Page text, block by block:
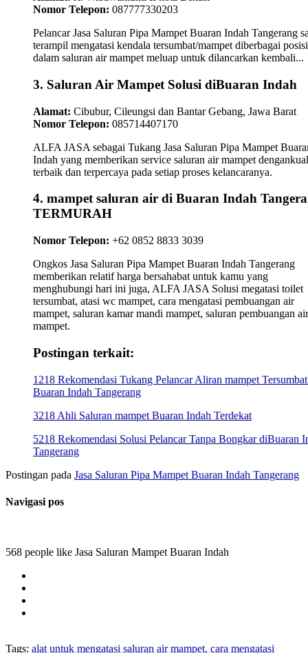
Nomor Telepon: 087777330203
Pelancar Jasa Saluran Pipa Mampet Buaran Indah Tangerang
terampil mengatasi kendala tersumbat/mampet diberbagai
dalam saluran air mampet meluap untuk dilancarkan kembali...
3. Saluran Air Mampet Solusi diBuaran Indah
Alamat: Cibubur, Cileungsi dan Bantar Gebang, Jawa Barat
Nomor Telepon: 085714407170
ALFA JASA sebagai Tukang Jasa Saluran Pipa Mampet
Indah yang memberikan service saluran air mampet
terbaik dan terpercaya pada setiap proses kelancaranya.
4. mampet saluran air di Buaran Indah
TERMURAH
Nomor Telepon: +62 0852 8833 3039
Ongkos Jasa Saluran Pipa Mampet Buaran Indah Tangerang
memberikan relatif harga bersahabat untuk kamu yang
menghubungi hari ini juga, ALFA JASA Solusi megatasi toilet
tersumbat, atasi wc mampet, cara mengatasi pembuangan air
mampet, saluran kamar mandi mampet, saluran pembuangan air
mampet.
Postingan terkait:
1218 Rekomendasi Tukang Pelancar Aliran mampet
Buaran Indah Tangerang
3218 Ahli Saluran mampet Buaran Indah Terdekat
5218 Rekomendasi Solusi Pelancar Tanpa Bongkar diBuaran
Tangerang
Postingan pada Jasa Saluran Pipa Mampet Buaran Indah Tangerang
Navigasi pos
568 people like Jasa Saluran Mampet Buaran Indah
Tags: alat untuk mengatasi saluran air mampet, cara mengatasi